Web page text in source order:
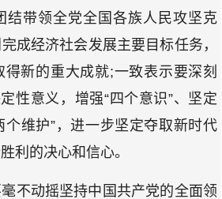
结带领全党全国各族人民攻坚克
成经济社会发展主要目标任务，
新的重大成就;一致表示要深刻
性意义，增强“四个意识”、坚定
个维护”，进一步坚定夺取新时代
利的决心和信心。
不动摇坚持中国共产党的全面领